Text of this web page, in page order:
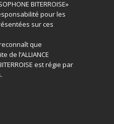
BITERROISE»
pour les
sur ces
que
de l’ALLIANCE
est régie par